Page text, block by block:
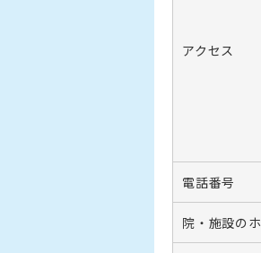
アクセス
電話番号
院・施設の